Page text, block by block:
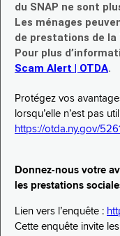
du SNAP ne sont
Les ménages
de prestations de
Pour plus
Scam Alert | OTDA.
Protégez vos
lorsqu’elle n’est pas
https://otda.ny.gov/5261
Donnez-nous votre
les prestations
Lien vers l’enquête :
Cette enquête invite